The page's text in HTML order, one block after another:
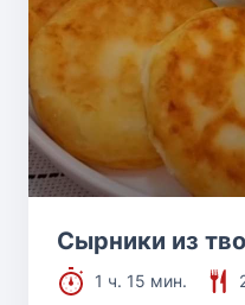
Сырники из
1 ч. 15 мин.